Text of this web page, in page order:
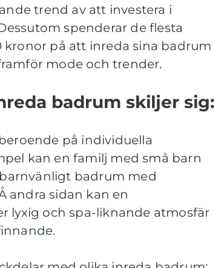
trend av att investera i
spenderar de flesta
kronor på att inreda sina badrum
mode och trender.
badrum skiljer sig:
på individuella
kan en familj med små barn
badrum med
andra sidan kan en
lyxig och spa-liknande atmosfär